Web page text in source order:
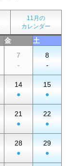
11月の
カレンダー
金
土
7
-
8
-
14
●
15
●
21
●
22
●
28
●
29
●